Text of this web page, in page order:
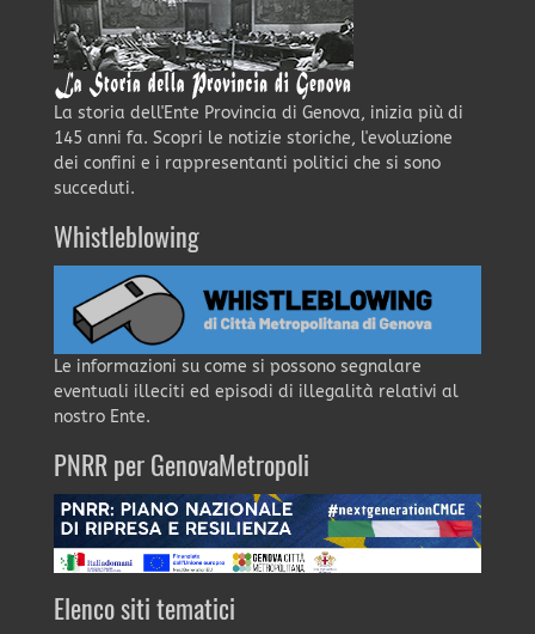
La storia dell'Ente Provincia di Genova, inizia più di
145 anni fa. Scopri le notizie storiche, l'evoluzione
dei confini e i rappresentanti politici che si sono
succeduti.
Whistleblowing
Le informazioni su come si possono segnalare
eventuali illeciti ed episodi di illegalità relativi al
nostro Ente.
PNRR per GenovaMetropoli
Elenco siti tematici